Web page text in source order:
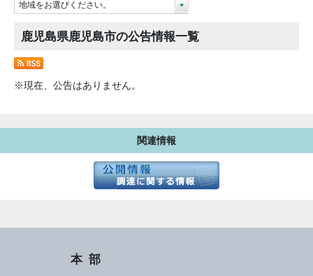
地域をお選びください。
鹿児島県鹿児島市の公告情報一覧
※現在、公告はありません。
関連情報
本部